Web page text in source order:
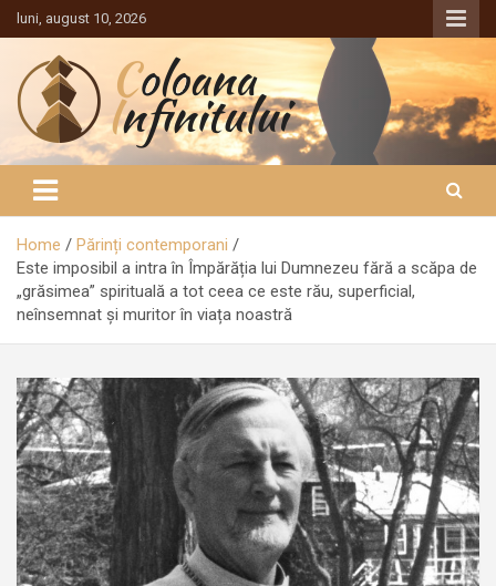
Sari
la
conținut
luni, august 10, 2026
Coloana Infinitului
Home
Părinți contemporani
Este imposibil a intra în Împărăția lui Dumnezeu fără a scăpa de
„grăsimea” spirituală a tot ceea ce este rău, superficial,
neînsemnat și muritor în viața noastră